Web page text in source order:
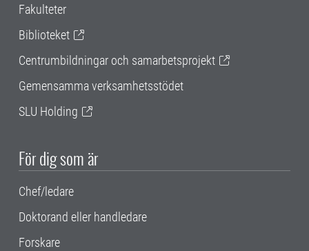
Fakulteter
Biblioteket
Centrumbildningar och samarbetsprojekt
Gemensamma verksamhetsstödet
SLU Holding
För dig som är
Chef/ledare
Doktorand eller handledare
Forskare